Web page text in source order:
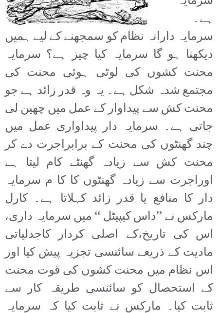
ہے۔
سرمایہ دارانہ نظام کو سمجھنے کے لیے ہمیں
دیکھنا ہو گا سرمایہ کیا چیز ہے؟ سرمایہ
محنت کشوں کی لوٹی ہوئی محنت کی
مجتمع شدہ شکل ہے۔ یہ وہ قدر زائد ہے جو
محنت کش سے پیداوار کے عمل میں چھین لی
جاتی ہے۔ سرمایہ دار پیداواری عمل میں
چند گھنٹوں کی محنت کے برابراجرت دے کر
محنت کش سے زیادہ گھنٹے کام لیتا ہے
اوراجرت سے زیادہ گھنٹوں کا کا م سرمایہ
دار کا منافع یا قدر زائد کہلاتا ہے۔ کارل
مارکس نے ’’داس کیپیٹل ‘‘ میں سرمایہ داری،
اس کی تاریخ،کے اصلی کردار کاجدلیاتی
مادیت کے ذریعے سائنسی تجزیہ پیش کیا اور
اس نظام میں محنت کشوں کی قوت محنت
کے استحصال کو سائنسی طریقہ کار سے
ثابت کیا۔ مارکس نے ثابت کیا کہ سرمایہ